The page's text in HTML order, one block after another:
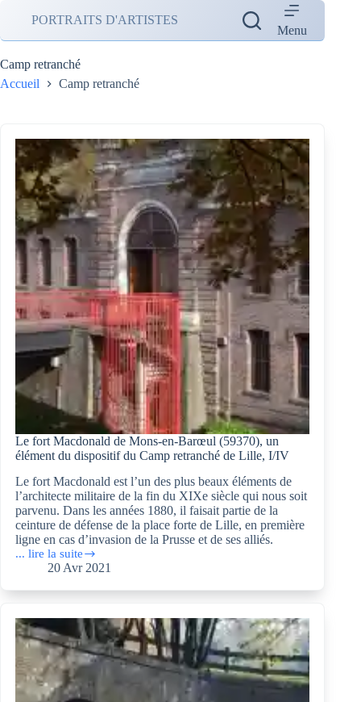
contenu
PORTRAITS D'ARTISTES
Menu
Camp retranché
Accueil
Camp retranché
Le fort Macdonald de Mons-en-Barœul (59370), un
élément du dispositif du Camp retranché de Lille, I/IV
Le fort Macdonald est l’un des plus beaux éléments de
l’architecte militaire de la fin du XIXe siècle qui nous soit
parvenu. Dans les années 1880, il faisait partie de la
ceinture de défense de la place forte de Lille, en première
ligne en cas d’invasion de la Prusse et de ses alliés.
... lire la suite
Le
en-
Barœul
(59370),
un
élément
du
20 Avr 2021